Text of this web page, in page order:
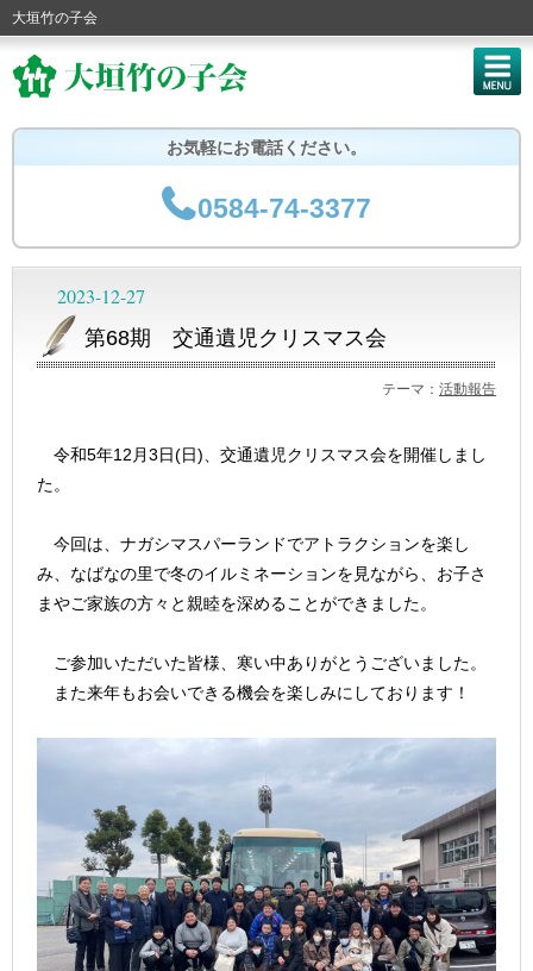
大垣竹の子会
お気軽にお電話ください。
0584-74-3377
第68期 交通遺児クリスマス会
2023-12-27
テーマ： 活動報告
令和5年12月3日(日)、交通遺児クリスマス会を開催しまし
た。
今回は、ナガシマスパーランドでアトラクションを楽し
み、なばなの里で冬のイルミネーションを見ながら、お子さ
まやご家族の方々と親睦を深めることができました。
ご参加いただいた皆様、寒い中ありがとうございました。
また来年もお会いできる機会を楽しみにしております！